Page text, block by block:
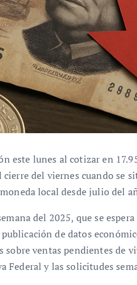
este lunes al cotizar en
del viernes cuando se
local desde julio del
del 2025, que se
de datos
sobre ventas pendientes de
y las solicitudes